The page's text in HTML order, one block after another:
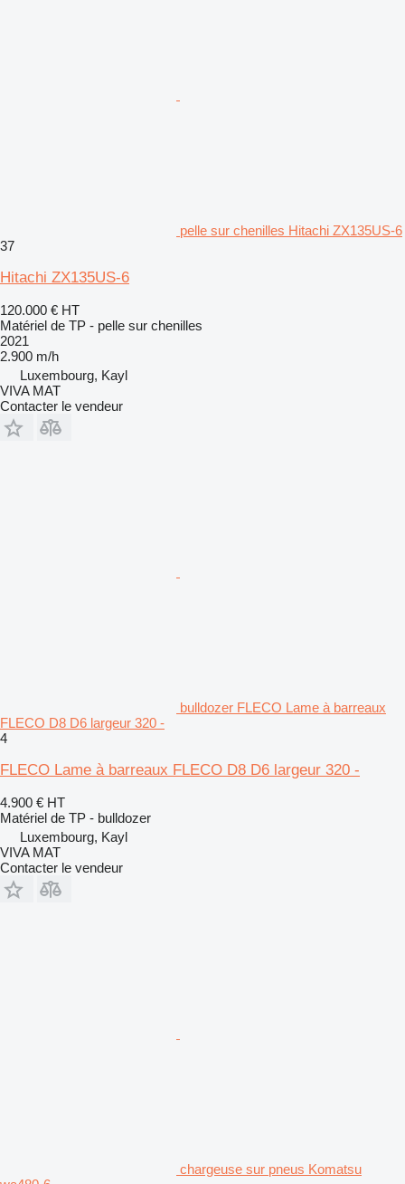
pelle sur chenilles Hitachi ZX135US-6
37
Hitachi ZX135US-6
120.000 € HT
Matériel de TP - pelle sur chenilles
2021
2.900 m/h
Luxembourg, Kayl
VIVA MAT
Contacter le vendeur
bulldozer FLECO Lame à barreaux
FLECO D8 D6 largeur 320 -
4
FLECO Lame à barreaux FLECO D8 D6 largeur 320 -
4.900 € HT
Matériel de TP - bulldozer
Luxembourg, Kayl
VIVA MAT
Contacter le vendeur
chargeuse sur pneus Komatsu